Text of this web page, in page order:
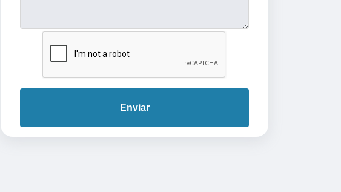
Enviar